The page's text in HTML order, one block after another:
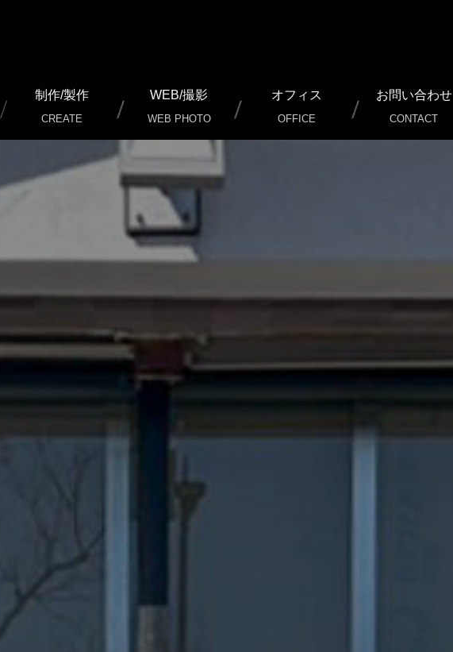
制作/製作
CREATE
通常名刺 制作/印刷
加工名刺 制作/印刷
二つ（三つ）折り名刺 ショップカード 制作/印刷
チケット 制作/印刷
チラシ（フライヤー） 制作/印刷
パンフレット 制作/印刷
ポスター 制作/印刷
のぼり 制作/製作
暖簾 店頭幕 制作/製作
カッティングシート 制作/製作/施工
看板 制作/製作/施工
外装 内装 イメージ 制作/施工
ノベルティグッズ その他 制作/製作
冊子 写真集 制作/印刷
WEB/撮影
WEB PHOTO
WEB ホームページ 制作
WEB SERVICE（ウェブサービス）
インターネット広告
LINE公式アカウント 設定代行/運用サポート
写真 動画 撮影/編集/制作
オフィス
OFFICE
お問い合わせ
CONTACT